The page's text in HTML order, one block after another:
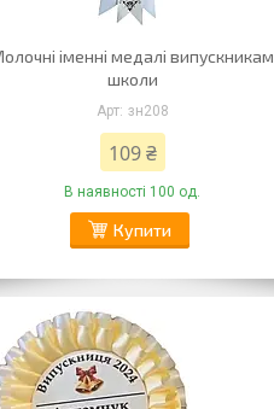
іменні медалі випускникам
школи
зн208
109 ₴
В наявності 100 од.
Купити